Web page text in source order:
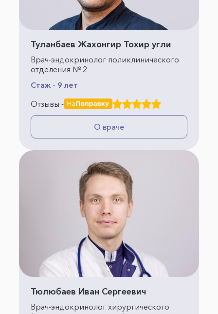
Туланбаев Жахонгир Тохир угли
Врач-эндокринолог поликлинического
отделения № 2
Стаж - 9 лет
Отзывы -
О враче
Тюлюбаев Иван Сергеевич
Врач-эндокринолог хирургического